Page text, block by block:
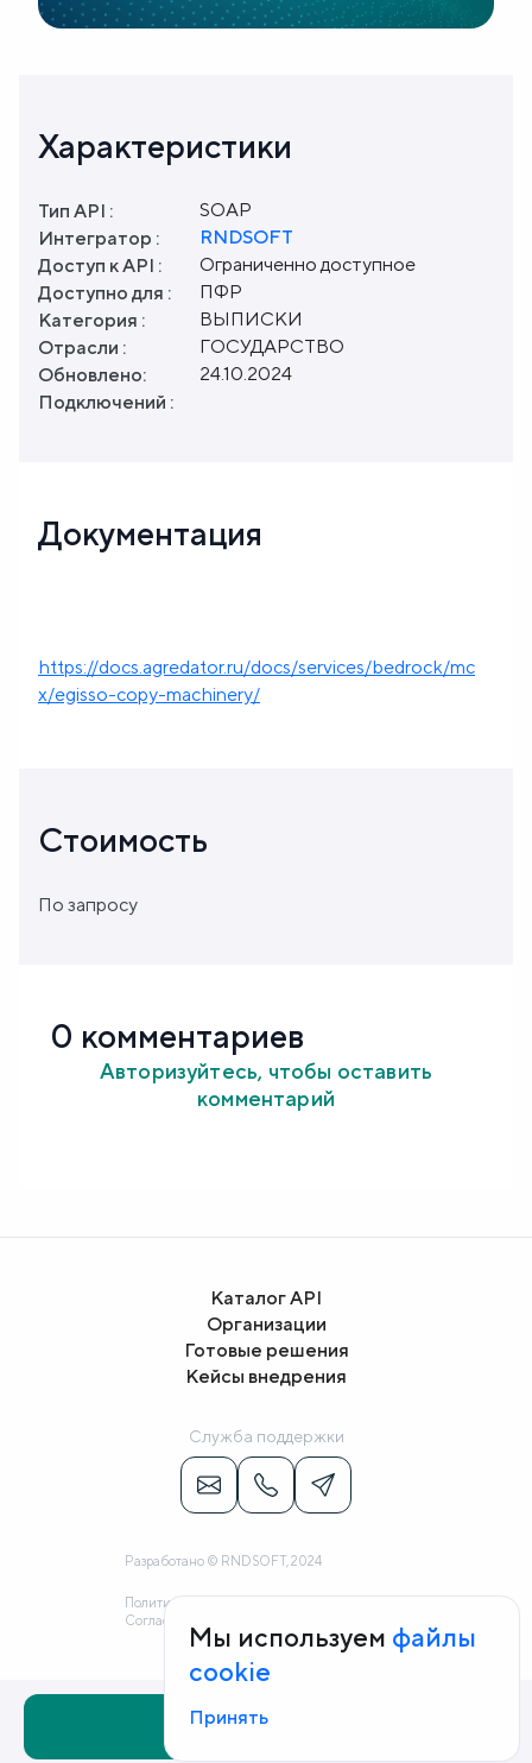
Характеристики
Тип API :
SOAP
Интегратор :
RNDSOFT
Доступ к API :
Ограниченно доступное
Доступно для :
ПФР
Категория :
ВЫПИСКИ
Отрасли :
ГОСУДАРСТВО
Обновлено:
24.10.2024
Подключений :
Документация
https://docs.agredator.ru/docs/services/bedrock/mc
x/egisso-copy-machinery/
Стоимость
По запросу
0 комментариев
Авторизуйтесь, чтобы оставить
комментарий
Заказать
Каталог API
Организации
Готовые решения
Кейсы внедрения
Служба поддержки
Разработано © RNDSOFT, 2024
Политика конфиденциальности
Согласие на обработку персональных данных
Мы используем файлы
cookie
Принять